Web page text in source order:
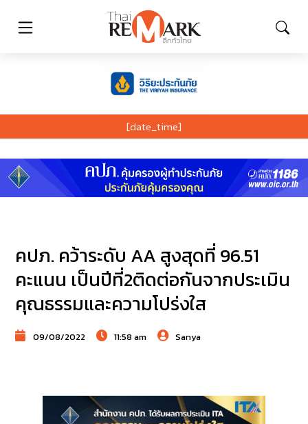
[date_time]
คปภ. คว้าระดับ AA สูงสุดที่ 96.51
คะแนน เป็นปีที่2ติดต่อกันจากประเมิน
คุณธรรมและความโปร่งใส
09/08/2022 11:58 am Sanya